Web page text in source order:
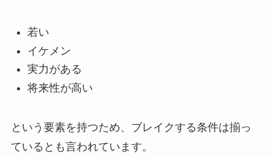
若い
イケメン
実力がある
将来性が高い
という要素を持つため、ブレイクする条件は揃っ
ているとも言われています。